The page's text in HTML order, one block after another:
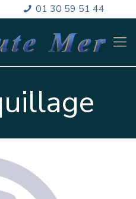
01 30 59 51 44